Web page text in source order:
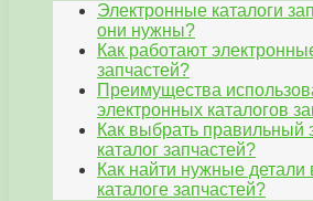
Электронные каталоги
они нужны?
Как работают
запчастей?
Преимущества
электронных каталогов
Как выбрать правильный
каталог запчастей?
Как найти нужные детали
каталоге запчастей?